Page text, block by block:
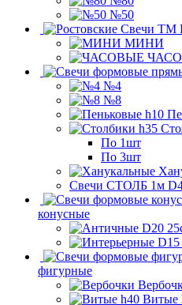
№50
МИНИ
№4
№8
По 1шт
По 3шт
Свечи СТОЛБ 1м
конусные
фигурные
Витые